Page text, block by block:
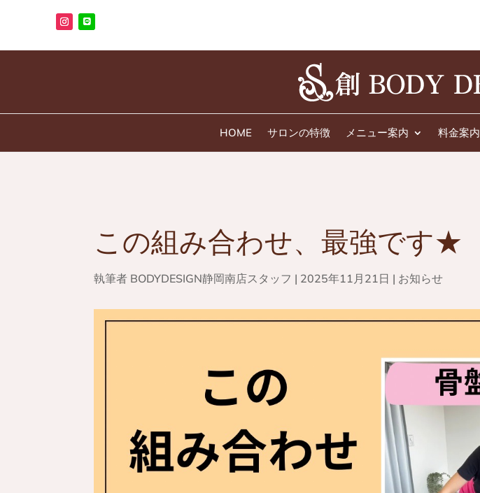
HOME サロンの特徴 メニュー案内 料金案内
この組み合わせ、最強です★
執筆者 BODYDESIGN静岡南店スタッフ | 2025年11月21日 | お知らせ